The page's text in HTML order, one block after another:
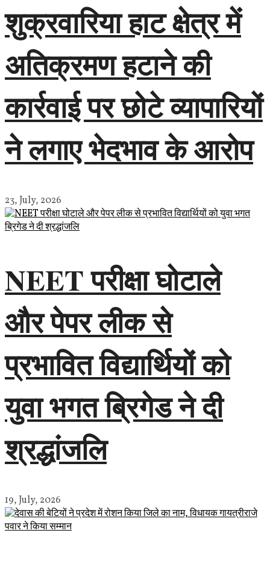
शुक्रवारिया हाट क्षेत्र में
अतिक्रमण हटाने की
कार्रवाई पर छोटे व्यापारियों
ने लगाए भेदभाव के आरोप
23, July, 2026
NEET परीक्षा घोटाले
और पेपर लीक से
प्रभावित विद्यार्थियों को
युवा भगत ब्रिगेड ने दी
श्रद्धांजलि
19, July, 2026